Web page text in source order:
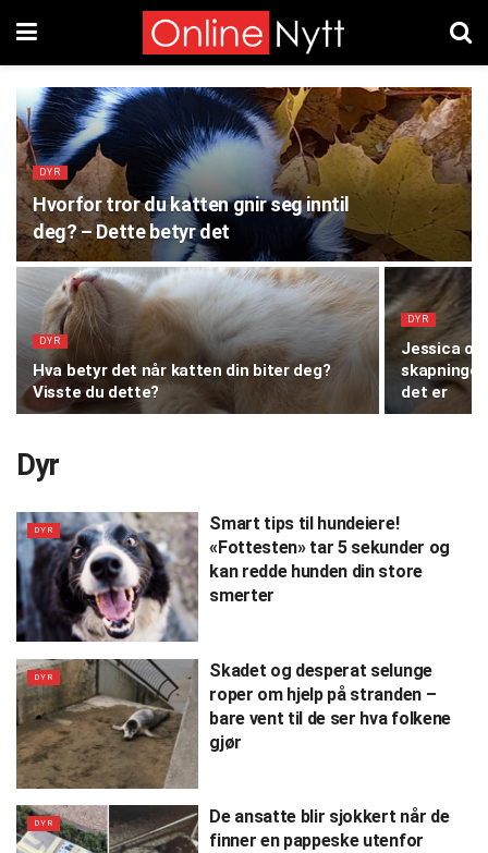
DYR
Hvorfor tror du katten gnir seg inntil
deg? – Dette betyr det
DYR
Hva betyr det når katten din biter deg?
Visste du dette?
DYR
Jessica
det er
Dyr
DYR
Smart tips til hundeiere!
«Fottesten» tar 5 sekunder og
kan redde hunden din store
smerter
DYR
Skadet og desperat selunge
roper om hjelp på stranden –
bare vent til de ser hva folkene
gjør
DYR
De ansatte blir sjokkert når de
finner en pappeske utenfor